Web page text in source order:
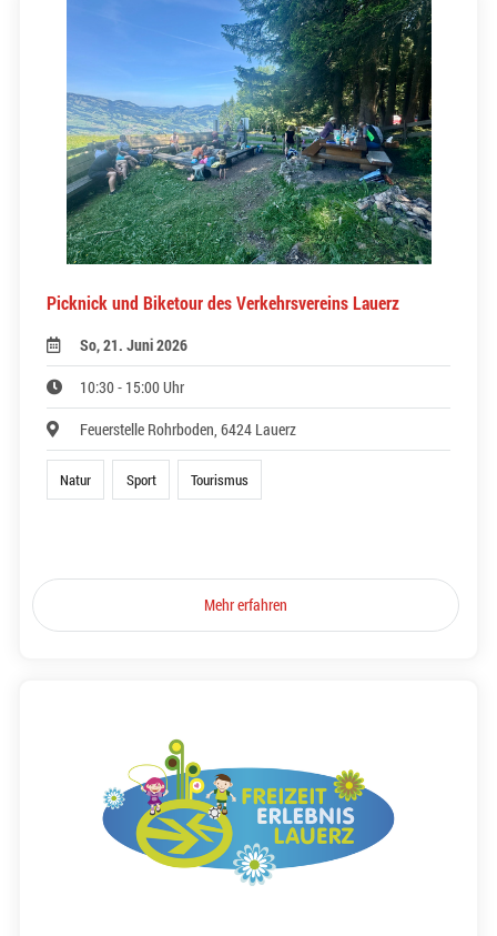
Picknick und Biketour des Verkehrsvereins Lauerz
So, 21. Juni 2026
10:30 - 15:00 Uhr
Feuerstelle Rohrboden, 6424 Lauerz
Natur Sport Tourismus
Mehr erfahren